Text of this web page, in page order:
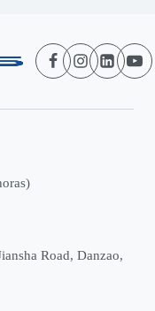
Road, Danzao,